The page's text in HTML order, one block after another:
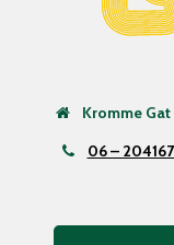
Kromme
06 –